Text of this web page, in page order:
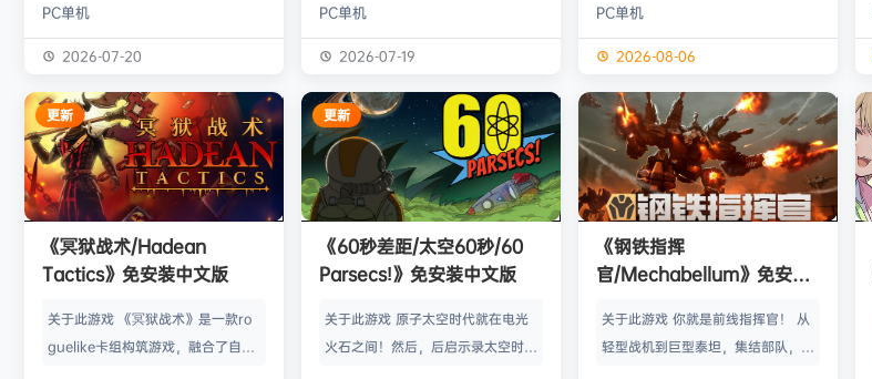
修改任何steam设置、安全可靠、
可入库游戏总数 94000+、无视已
机。 无需为每一款游戏单独付费，
只需支付一次工具费用或订阅费，即
可永久访问工具库内的成千上万款游
戏，包括昂贵的3A大作。 极大地降
低了玩游戏的经济门槛，让玩家可以
无压力地尝试各种类型的游戏。操
作…
PC单机
2026-07-20
r 这个文件替换到新版的即可。 We
Mod 目前支持超过千款热门游戏，
修改器原作者都入驻了，所以修改器
内容更新应该也是最全、最及时的。
千款游戏听起来不多，但其实已经涵
盖了主流热门游戏【资源名称】：w
emod pro【资源版本】：【资源
大…
PC单机
2026-07-19
慎选择升级项目，打造强大的构筑，
置身风云变幻的战场，迎战源源不断
全神贯注，玩法令人肾上腺素飙升，
配合视觉冲击和震撼音乐，可以令你
进入完全不同的意识状态。 玩法简
洁纯粹，单局游戏耗时较短，大量挑
战，重玩度很高。 游戏特色 战役模
式包含五个世界，关卡动态变化，敌
人种…
PC单机
2026-08-06
更新
《冥狱战术/Hadean
Tactics》免安装中文版
关于此游戏 《冥狱战术》是一款ro
guelike卡组构筑游戏，融合了自走
更新
《60秒差距/太空60秒/60
Parsecs!》免安装中文版
关于此游戏 原子太空时代就在电光
火石之间！然后，后启示录太空时代
《钢铁指挥
官/Mechabellum》免安装
关于此游戏 你就是前线指挥官！ 从
轻型战机到巨型泰坦，集结部队，铸